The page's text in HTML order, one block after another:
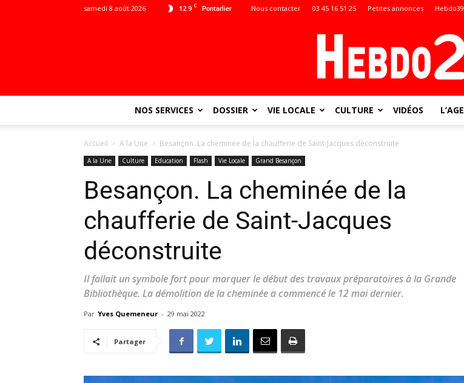
12.9 C Pontarlier
samedi 8 août 2026 Nous contacter 03 45 16 51 25 Petites annonces
toute
NOS SERVICES DOSSIER VIE LOCALE CULTURE VIDÉOS
Accueil A la Une Besançon. La cheminée de la chaufferie de Saint-Jacques déconstruite
A la Une Culture Education Flash Vie Locale Grand Besançon
Besançon. La cheminée de la
chaufferie de Saint-Jacques
déconstruite
Il fallait un symbole fort pour marquer le début des travaux préparatoires à la Grande
Bibliothèque. La démolition de la cheminée a commencé le 12 mai dernier.
Par Yves Quemeneur - 29 mai 2022
Partager